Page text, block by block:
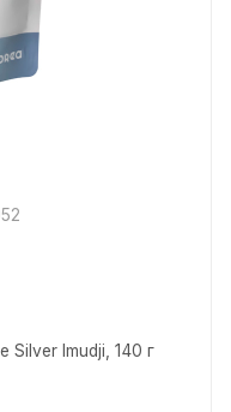
Silver Imudji, 140 г